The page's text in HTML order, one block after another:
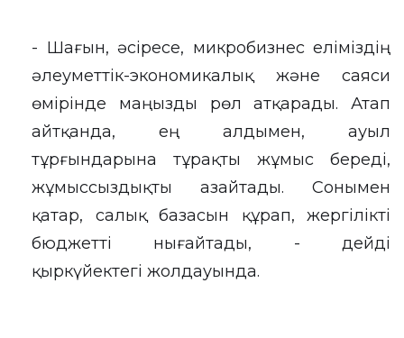
- Шағын, әсіресе, микробизнес еліміздің
әлеуметтік-экономикалық және саяси
өмірінде маңызды рөл атқарады. Атап
айтқанда, ең алдымен, ауыл
тұрғындарына тұрақты жұмыс береді,
жұмыссыздықты азайтады. Сонымен
қатар, салық базасын құрап, жергілікті
бюджетті нығайтады, - дейді
қыркүйектегі жолдауында.